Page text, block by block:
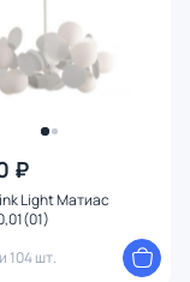
₽
Light Матиас
104 шт.